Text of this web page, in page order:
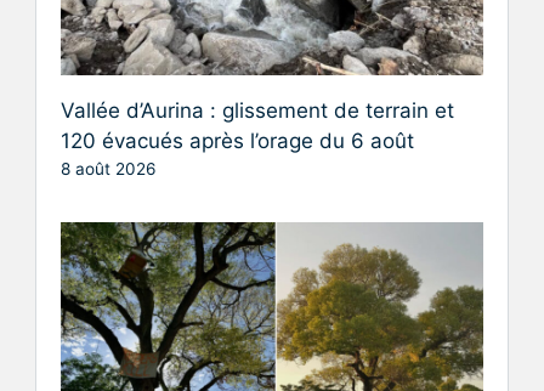
Vallée d’Aurina : glissement de terrain et
120 évacués après l’orage du 6 août
8 août 2026